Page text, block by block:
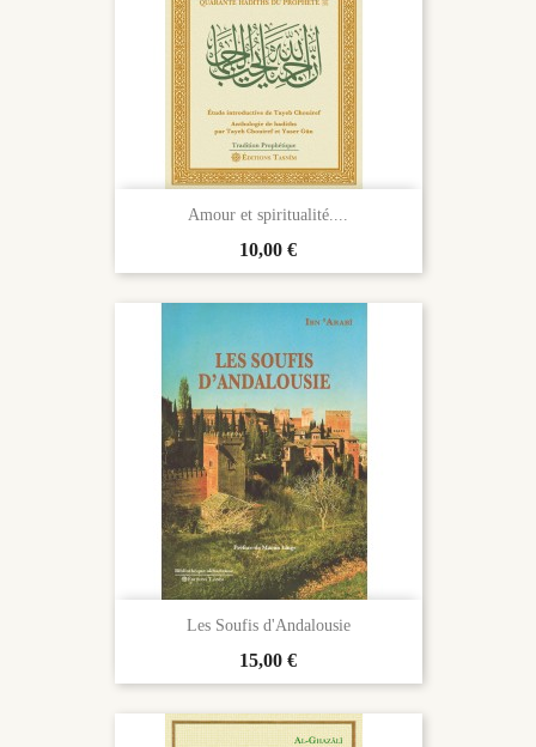
Amour et spiritualité....
Prix
10,00 €
Les Soufis d'Andalousie
Prix
15,00 €